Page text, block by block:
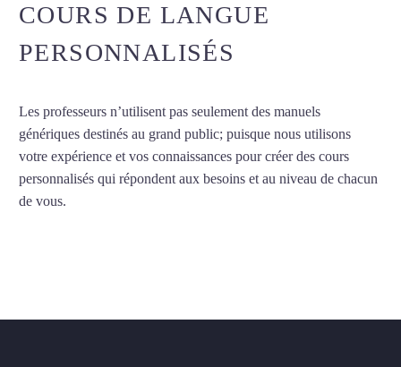
COURS DE LANGUE
PERSONNALISÉS
Les professeurs n’utilisent pas seulement des manuels
génériques destinés au grand public; puisque nous utilisons
votre expérience et vos connaissances pour créer des cours
personnalisés qui répondent aux besoins et au niveau de chacun
de vous.